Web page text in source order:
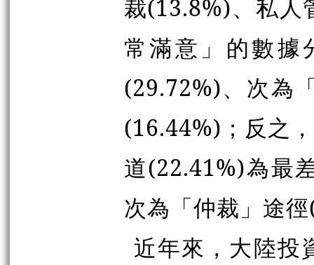
裁(13.8%)、私人
常滿意」的數據
(29.72%)、次為
(16.44%)；反之
道(22.41%)為最
次為「仲裁」途
近年來，大陸投